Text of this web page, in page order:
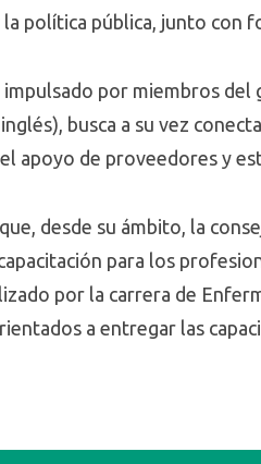
política pública, junto con
por miembros del
busca a su vez
apoyo de proveedores y
desde su ámbito, la
para los
por la carrera de
a entregar las